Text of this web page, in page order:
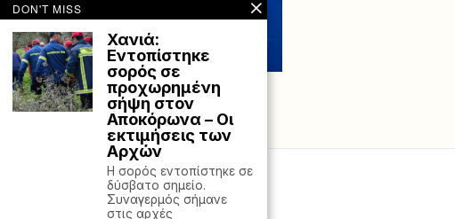
DON'T MISS
Χανιά:
Εντοπίστηκε
σορός σε
προχωρημένη
σήψη στον
Αποκόρωνα – Οι
εκτιμήσεις των
Αρχών
Η σορός εντοπίστηκε σε
δύσβατο σημείο.
Συναγερμός σήμανε
στις αρχές